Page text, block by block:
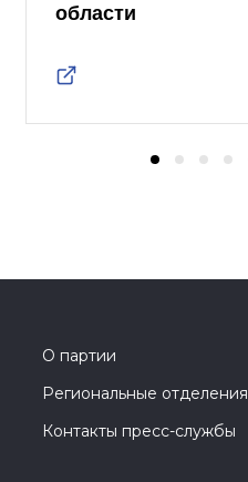
области
О партии
Региональные отделения
Контакты пресс-службы